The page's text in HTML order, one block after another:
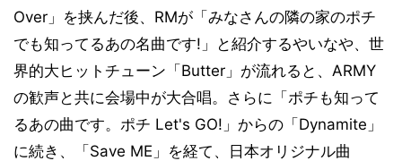
Over」を挟んだ後、RMが「みなさんの隣の家のポチ
でも知ってるあの名曲です!」と紹介するやいなや、世
界的大ヒットチューン「Butter」が流れると、ARMY
の歓声と共に会場中が大合唱。さらに「ポチも知って
るあの曲です。ポチ Let's GO!」からの「Dynamite」
に続き、「Save ME」を経て、日本オリジナル曲